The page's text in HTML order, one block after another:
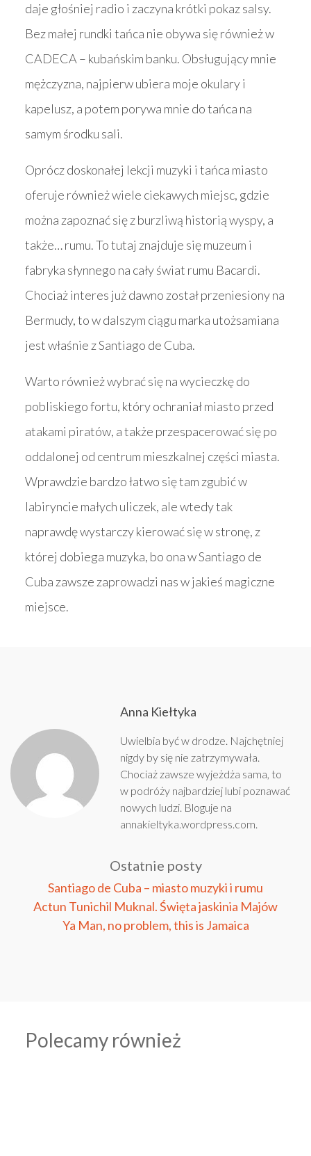
daje głośniej radio i zaczyna krótki pokaz salsy.
Bez małej rundki tańca nie obywa się również w
CADECA – kubańskim banku. Obsługujący mnie
mężczyzna, najpierw ubiera moje okulary i
kapelusz, a potem porywa mnie do tańca na
samym środku sali.
Oprócz doskonałej lekcji muzyki i tańca miasto
oferuje również wiele ciekawych miejsc, gdzie
można zapoznać się z burzliwą historią wyspy, a
także… rumu. To tutaj znajduje się muzeum i
fabryka słynnego na cały świat rumu Bacardi.
Chociaż interes już dawno został przeniesiony na
Bermudy, to w dalszym ciągu marka utożsamiana
jest właśnie z Santiago de Cuba.
Warto również wybrać się na wycieczkę do
pobliskiego fortu, który ochraniał miasto przed
atakami piratów, a także przespacerować się po
oddalonej od centrum mieszkalnej części miasta.
Wprawdzie bardzo łatwo się tam zgubić w
labiryncie małych uliczek, ale wtedy tak
naprawdę wystarczy kierować się w stronę, z
której dobiega muzyka, bo ona w Santiago de
Cuba zawsze zaprowadzi nas w jakieś magiczne
miejsce.
Anna Kiełtyka
Uwielbia być w drodze. Najchętniej
nigdy by się nie zatrzymywała.
Chociaż zawsze wyjeżdża sama, to
w podróży najbardziej lubi poznawać
nowych ludzi. Bloguje na
annakieltyka.wordpress.com.
Ostatnie posty
Santiago de Cuba – miasto muzyki i rumu
Actun Tunichil Muknal. Święta jaskinia Majów
Ya Man, no problem, this is Jamaica
Polecamy również